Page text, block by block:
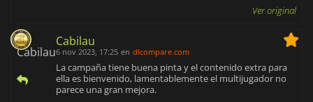
Ver original
Cabilau
6 nov 2023, 17:25 en dlcompare.com
La campaña tiene buena pinta y el contenido extra para
ella es bienvenido, lamentablemente el multijugador no
parece una gran mejora.